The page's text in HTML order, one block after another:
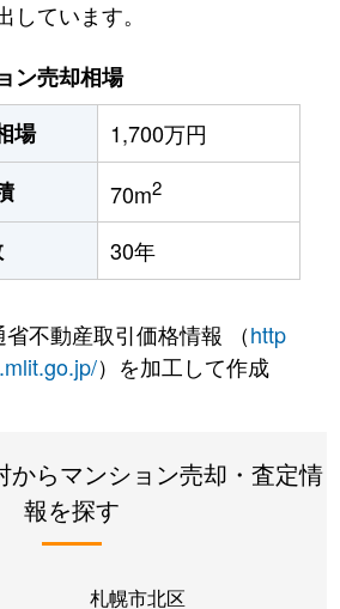
ています。
ン売却相場
場
1,700万円
70m2
30年
不動産取引価格情報 （http
）を加工して作成
からマンション売却・査定情
報を探す
札幌市北区